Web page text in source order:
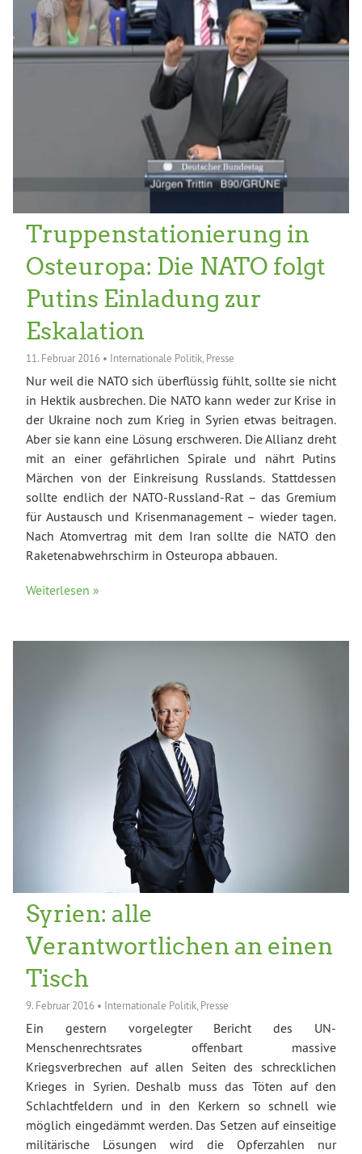
Truppenstationierung in
Osteuropa: Die NATO folgt
Putins Einladung zur
Eskalation
11. Februar 2016 • Internationale Politik Presse
Nur weil die NATO sich überflüssig fühlt, sollte sie nicht
in Hektik ausbrechen. Die NATO kann weder zur Krise in
der Ukraine noch zum Krieg in Syrien etwas beitragen.
Aber sie kann eine Lösung erschweren. Die Allianz dreht
mit an einer gefährlichen Spirale und nährt Putins
Märchen von der Einkreisung Russlands. Stattdessen
sollte endlich der NATO-Russland-Rat – das Gremium
für Austausch und Krisenmanagement – wieder tagen.
Nach Atomvertrag mit dem Iran sollte die NATO den
Raketenabwehrschirm in Osteuropa abbauen.
Weiterlesen »
Syrien: alle
Verantwortlichen an einen
Tisch
9. Februar 2016 • Internationale Politik Presse
Ein gestern vorgelegter Bericht des UN-
Menschenrechtsrates offenbart massive
Kriegsverbrechen auf allen Seiten des schrecklichen
Krieges in Syrien. Deshalb muss das Töten auf den
Schlachtfeldern und in den Kerkern so schnell wie
möglich eingedämmt werden. Das Setzen auf einseitige
militärische Lösungen wird die Opferzahlen nur